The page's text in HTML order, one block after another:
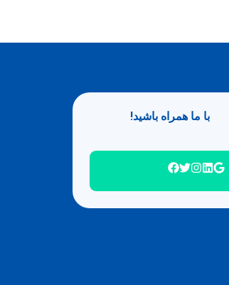
با ما همراه باشید!